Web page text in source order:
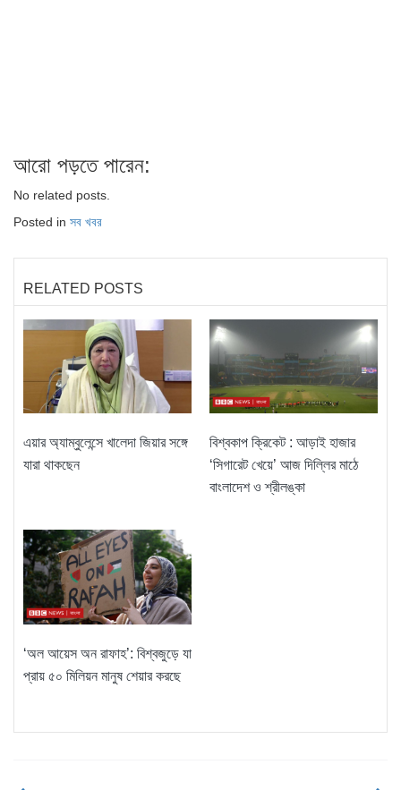
আরো পড়তে পারেন:
No related posts.
Posted in সব খবর
RELATED POSTS
এয়ার অ্যাম্বুলেন্সে খালেদা জিয়ার সঙ্গে
যারা থাকছেন
বিশ্বকাপ ক্রিকেট : আড়াই হাজার
‘সিগারেট খেয়ে’ আজ দিল্লির মাঠে
বাংলাদেশ ও শ্রীলঙ্কা
‘অল আয়েস অন রাফাহ’: বিশ্বজুড়ে যা
প্রায় ৫০ মিলিয়ন মানুষ শেয়ার করছে